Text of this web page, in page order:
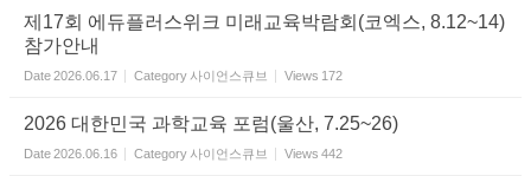
제17회 에듀플러스위크 미래교육박람회(코엑스, 8.12~14)
참가안내
Date2026.06.17 Category 사이언스큐브 Views 172
2026 대한민국 과학교육 포럼(울산, 7.25~26)
Date2026.06.16 Category 사이언스큐브 Views 442